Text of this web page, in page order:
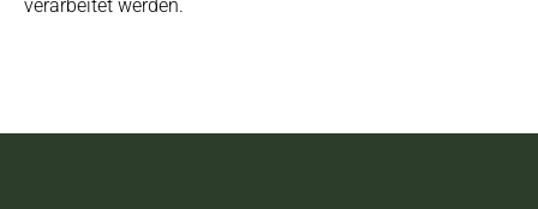
verarbeitet werden.